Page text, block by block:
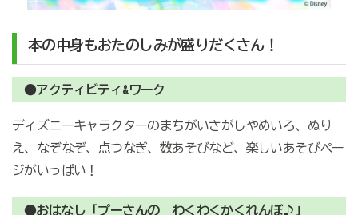
本の中身もおたのしみが盛りだくさん！
●アクティビティ&ワーク
ディズニーキャラクターのまちがいさがしやめいろ、ぬり
え、なぞなぞ、点つなぎ、数あそびなど、楽しいあそびペー
ジがいっぱい！
●おはなし「プーさんの わくわくかくれんぼ♪」